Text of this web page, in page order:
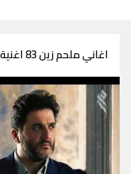
اغاني ملحم زين 83 اغنية